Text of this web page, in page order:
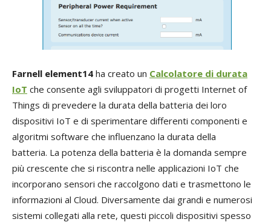
Farnell element14 ha creato un Calcolatore di durata
IoT che consente agli sviluppatori di progetti Internet of
Things di prevedere la durata della batteria dei loro
dispositivi IoT e di sperimentare differenti componenti e
algoritmi software che influenzano la durata della
batteria. La potenza della batteria è la domanda sempre
più crescente che si riscontra nelle applicazioni IoT che
incorporano sensori che raccolgono dati e trasmettono le
informazioni al Cloud. Diversamente dai grandi e numerosi
sistemi collegati alla rete, questi piccoli dispositivi spesso